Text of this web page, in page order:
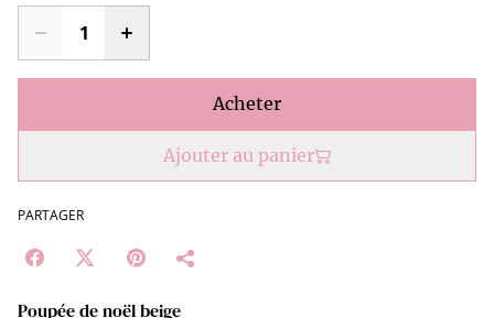
Acheter
Ajouter au panier
PARTAGER
Poupée de noël beige